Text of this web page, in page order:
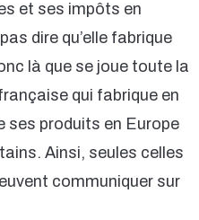
et ses impôts en
dire qu’elle fabrique
là que se joue toute la
qui fabrique en
ses produits en Europe
Ainsi, seules celles
communiquer sur